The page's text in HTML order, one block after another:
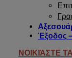
Έξοδος
ΝΟΙΚΙΆΣΤΕ